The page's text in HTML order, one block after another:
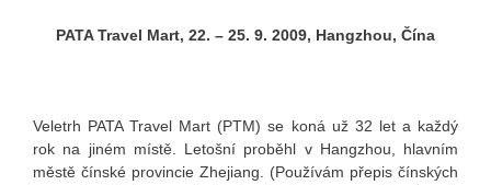
PATA Travel Mart, 22. – 25. 9. 2009, Hangzhou, Čína
Veletrh PATA Travel Mart (PTM) se koná už 32 let a každý
rok na jiném místě. Letošní proběhl v Hangzhou, hlavním
městě čínské provincie Zhejiang. (Používám přepis čínských